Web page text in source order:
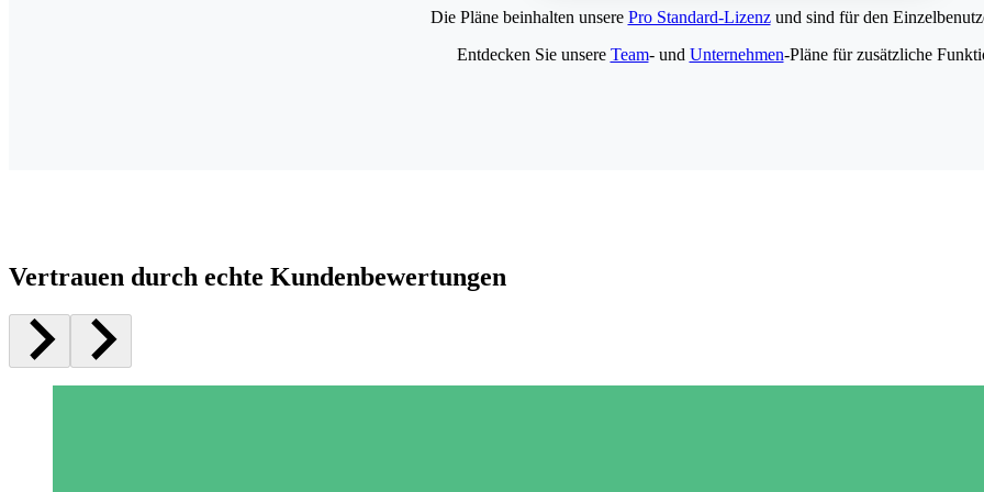
Die Pläne beinhalten unsere Pro Standard-Lizenzund sind für den
Entdecken Sie unsere Team- und Unternehmen-Pläne für zusätzliche
Vertrauen durch echte Kundenbewertungen